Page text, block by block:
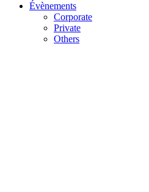
Évènements
Corporate
Private
Others